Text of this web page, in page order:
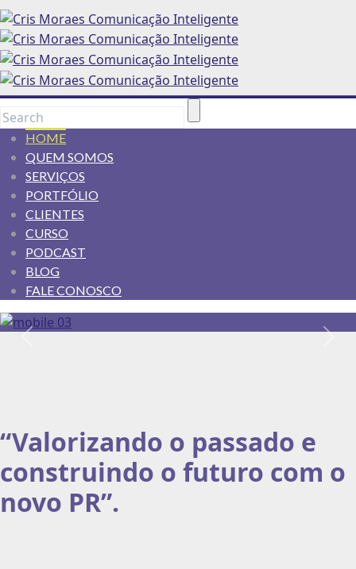
HOME
QUEM SOMOS
SERVIÇOS
PORTFÓLIO
CLIENTES
CURSO
PODCAST
BLOG
FALE CONOSCO
“Valorizando o passado e
construindo o futuro com o
novo PR”.